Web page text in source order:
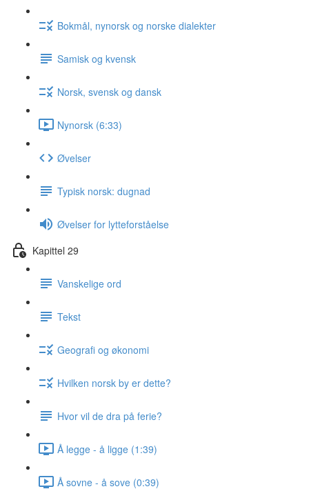
Bokmål, nynorsk og norske dialekter
Samisk og kvensk
Norsk, svensk og dansk
Nynorsk (6:33)
Øvelser
Typisk norsk: dugnad
Øvelser for lytteforståelse
Kapittel 29
Vanskelige ord
Tekst
Geografi og økonomi
Hvilken norsk by er dette?
Hvor vil de dra på ferie?
Å legge - å ligge (1:39)
Å sovne - å sove (0:39)